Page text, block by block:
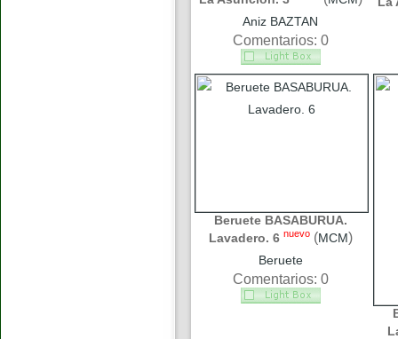
Aniz BAZTAN
Comentarios: 0
Beruete BASABURUA.
Lavadero. 6 nuevo (MCM)
Beruete
Comentarios: 0